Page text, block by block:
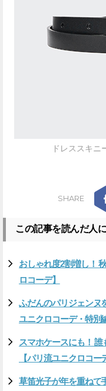
ドレススキニ
SHARE
この記事を読んだ人
おしゃれ度2割増し！
ロコーデ】
ふだんのパリジェンヌ
ユニクロコーデ・特別
スマホケースにも！
【パリ流ユニクロコー
草笛光子が年を重ねて